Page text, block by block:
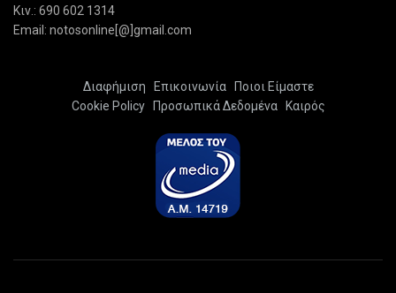
Κιν.: 690 602 1314
Email: notosonline[@]gmail.com
Διαφήμιση Επικοινωνία Ποιοι Είμαστε
Cookie Policy Προσωπικά Δεδομένα Καιρός